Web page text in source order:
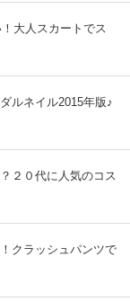
大人スカートでス
ルネイル2015年版♪
２０代に人気のコス
クラッシュパンツで